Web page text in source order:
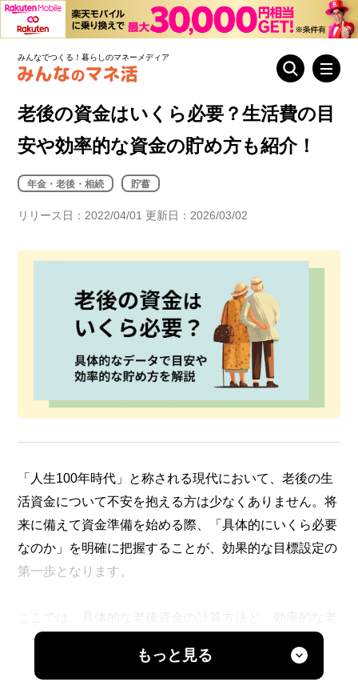
みんなでつくる！暮らしのマネーメディア
老後の資金はいくら必要？生活費の目
安や効率的な資金の貯め方も紹介！
年金・老後・相続 貯蓄
リリース日：2022/04/01 更新日：2026/03/02
「人生100年時代」と称される現代において、老後の生
活資金について不安を抱える方は少なくありません。将
来に備えて資金準備を始める際、「具体的にいくら必要
なのか」を明確に把握することが、効果的な目標設定の
第一歩となります。
後資金の貯め方についてまとめました。
もっと見る